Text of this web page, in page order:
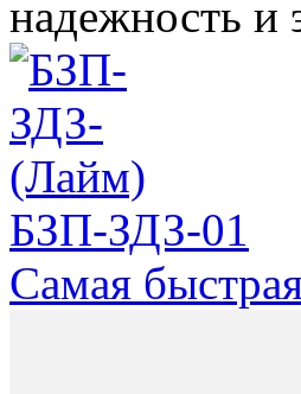
надежность и
БЗП-ЗДЗ-01
Самая